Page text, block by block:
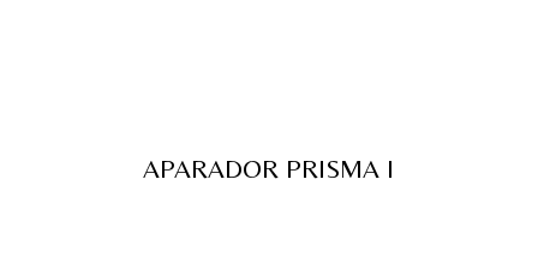
APARADOR PRISMA I